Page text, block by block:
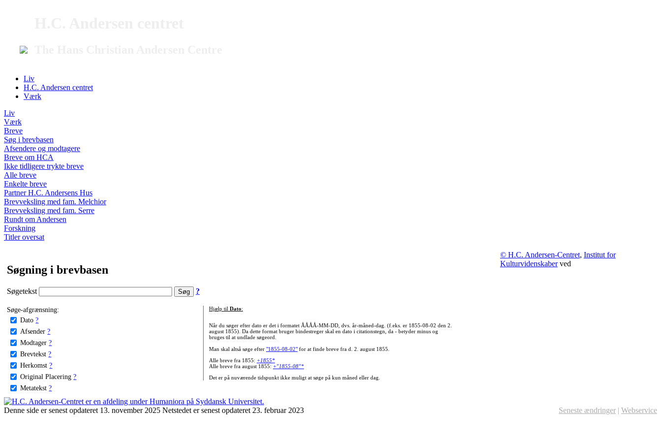
Liv
H.C. Andersen centret
Værk
Liv
Værk
Breve
Søg i brevbasen
Afsendere og modtagere
Breve om HCA
Ikke tidligere trykte breve
Alle breve
Enkelte breve
Partner H.C. Andersens Hus
Brevveksling med fam. Melchior
Brevveksling med fam. Serre
Rundt om Andersen
Forskning
Titler oversat
Søgning i brevbasen
Søgetekst ?
Søge-afgrænsning:
Dato ?
Afsender ?
Modtager ?
Brevtekst ?
Herkomst ?
Original Placering ?
Metatekst ?
Hjælp til Dato:
Når du søger efter dato er det i formatet ÅÅÅÅ-MM-DD, dvs. år-måned-dag. (f.eks. er 1855-08-02 den 2.
august 1855). Da dette format bruger bindestreger skal en dato i citationstegn, da - betyder minus og
bruges til at undlade søgeord.
Man skal altså søge efter "1855-08-02"for at finde breve fra d. 2. august 1855.
Alle breve fra 1855: +1855*
Alle breve fra august 1855: +"1855-08"*
Det er på nuværende tidspunkt ikke muligt at søge på kun måned eller dag.
© H.C. Andersen-Centret, Institut for
Kulturvidenskaberved
Denne side er senest opdateret 13. november 2025 Netstedet er senest opdateret 23. februar 2023 Seneste ændringer | Webservice